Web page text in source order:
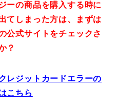
ーの商品を購入する時に
てしまった方は、まずは
公式サイトをチェックさ
？
レジットカードエラーの
こちら